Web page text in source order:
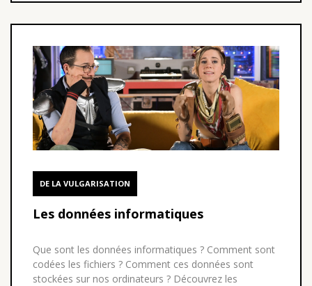
DE LA VULGARISATION
Les données informatiques
Que sont les données informatiques ? Comment sont
codées les fichiers ? Comment ces données sont
stockées sur nos ordinateurs ? Découvrez les